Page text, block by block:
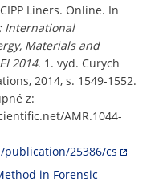
Liners. Online. In
International
Materials and
2014. 1. vyd. Curych
2014, s. 1549-1552.
z:
AMR.1044-
25386/cs
in Forensic